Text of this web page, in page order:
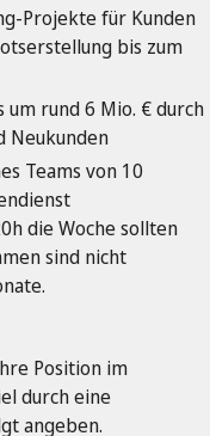
Projekte für Kunden
bis zum
rund 6 Mio. € durch
Neukunden
Teams von 10
die Woche sollten
sind nicht
Position im
durch eine
angeben.